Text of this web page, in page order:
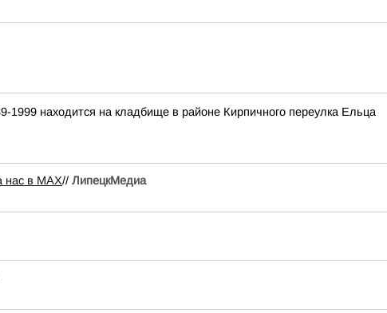
находится на кладбище в районе Кирпичного переулка Ельца
нас в МАХ// ЛипецкМедиа